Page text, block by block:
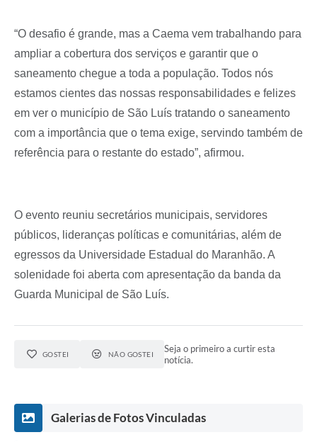
“O desafio é grande, mas a Caema vem trabalhando para
ampliar a cobertura dos serviços e garantir que o
saneamento chegue a toda a população. Todos nós
estamos cientes das nossas responsabilidades e felizes
em ver o município de São Luís tratando o saneamento
com a importância que o tema exige, servindo também de
referência para o restante do estado”, afirmou.
O evento reuniu secretários municipais, servidores
públicos, lideranças políticas e comunitárias, além de
egressos da Universidade Estadual do Maranhão. A
solenidade foi aberta com apresentação da banda da
Guarda Municipal de São Luís.
GOSTEI NÃO GOSTEI
Seja o primeiro a curtir esta
notícia.
Galerias de Fotos Vinculadas